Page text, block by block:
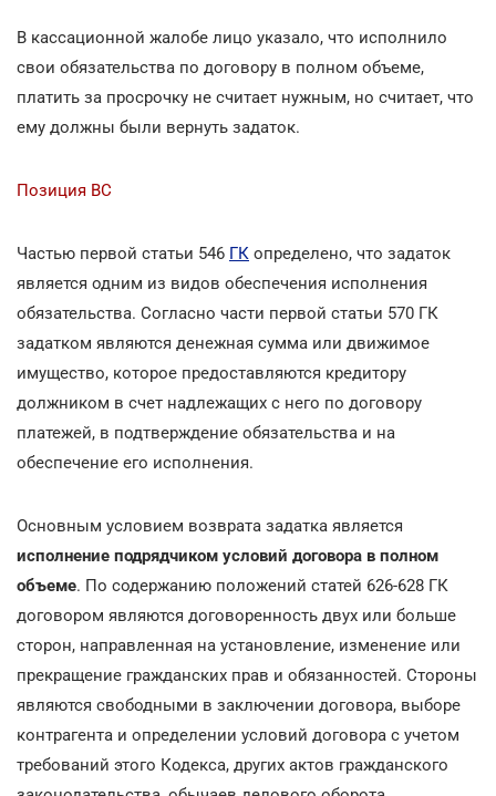
В кассационной жалобе лицо указало, что исполнило
свои обязательства по договору в полном объеме,
платить за просрочку не считает нужным, но считает, что
ему должны были вернуть задаток.
Позиция ВС
Частью первой статьи 546 ГК определено, что задаток
является одним из видов обеспечения исполнения
обязательства. Согласно части первой статьи 570 ГК
задатком являются денежная сумма или движимое
имущество, которое предоставляются кредитору
должником в счет надлежащих с него по договору
платежей, в подтверждение обязательства и на
обеспечение его исполнения.
Основным условием возврата задатка является
исполнение подрядчиком условий договора в полном
объеме. По содержанию положений статей 626-628 ГК
договором являются договоренность двух или больше
сторон, направленная на установление, изменение или
прекращение гражданских прав и обязанностей. Стороны
являются свободными в заключении договора, выборе
контрагента и определении условий договора с учетом
требований этого Кодекса, других актов гражданского